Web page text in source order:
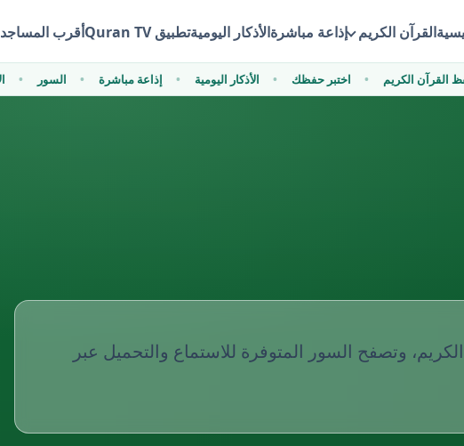
القرآن الكريم إذاعة مباشرةالأذكار اليوميةتطبيق Quran TV أقرب المساجد
السور إذاعة مباشرة الأذكار اليومية اختبر حفظك القرآن الكريم
وتصفح السور المتوفرة للاستماع والتحميل عبر